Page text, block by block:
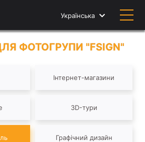
Українська
ФОТОГРУПИ "FSIGN"
Інтернет-магазини
3D-тури
Графічний дизайн